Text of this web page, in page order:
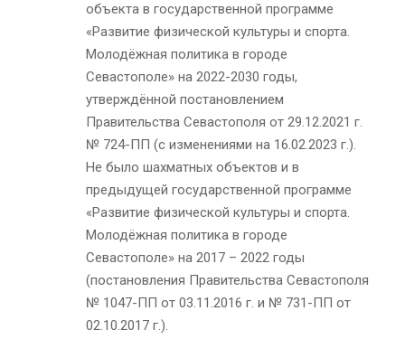
объекта в государственной программе
«Развитие физической культуры и спорта.
Молодёжная политика в городе
Севастополе» на 2022-2030 годы,
утверждённой постановлением
Правительства Севастополя от 29.12.2021 г.
№ 724-ПП (с изменениями на 16.02.2023 г.).
Не было шахматных объектов и в
предыдущей государственной программе
«Развитие физической культуры и спорта.
Молодёжная политика в городе
Севастополе» на 2017 – 2022 годы
(постановления Правительства Севастополя
№ 1047-ПП от 03.11.2016 г. и № 731-ПП от
02.10.2017 г.).